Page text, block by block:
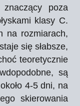
poza
klasy C.
na rozmiarach,
się słabsze,
teoretycznie
są
4-5 dni, na
skierowania